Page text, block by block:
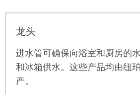
龙头
进水管可确保向浴室和厨房的
和冰箱供水。这些产品均由纽
产。